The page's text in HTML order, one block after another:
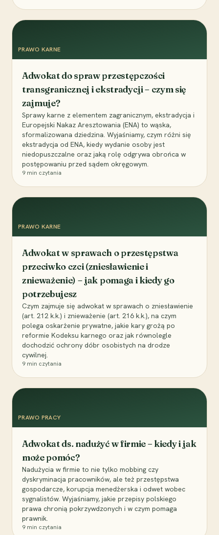
PRAWO KARNE
Adwokat do spraw przestępczości
transgranicznej i ekstradycji – czym się
zajmuje?
Sprawy karne z elementem zagranicznym, ekstradycja i
Europejski Nakaz Aresztowania (ENA) to wąska,
sformalizowana dziedzina. Wyjaśniamy, czym różni się
ekstradycja od ENA, kiedy wydanie osoby jest
niedopuszczalne oraz jaką rolę odgrywa obrońca w
postępowaniu przed sądem okręgowym.
9 min czytania
PRAWO KARNE
Adwokat w sprawach o przestępstwa
przeciwko czci (zniesławienie i
znieważenie) – jak pomaga i kiedy go
potrzebujesz
Czym zajmuje się adwokat w sprawach o zniesławienie
(art. 212 k.k.) i znieważenie (art. 216 k.k.), na czym
polega oskarżenie prywatne, jakie kary grożą po
reformie Kodeksu karnego oraz jak równolegle
dochodzić ochrony dóbr osobistych na drodze
cywilnej.
9 min czytania
PRAWO PRACY
Adwokat ds. nadużyć w firmie – kiedy i jak
może pomóc?
Nadużycia w firmie to nie tylko mobbing czy
dyskryminacja pracowników, ale też przestępstwa
gospodarcze, korupcja menedżerska i odwet wobec
sygnalistów. Wyjaśniamy, jakie przepisy polskiego
prawa chronią pokrzywdzonych i w czym pomaga
prawnik.
9 min czytania